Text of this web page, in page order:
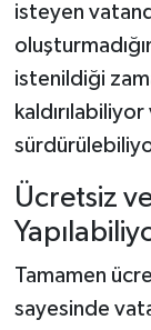
isteyen
istenildiği
Ücretsiz
Tamamen
sayesinde